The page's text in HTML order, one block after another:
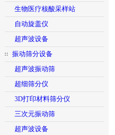
生物医疗核酸采样站
自动旋盖仪
超声波设备
振动筛分设备
超声波振动筛
超细筛分仪
3D打印材料筛分仪
三次元振动筛
超声波设备